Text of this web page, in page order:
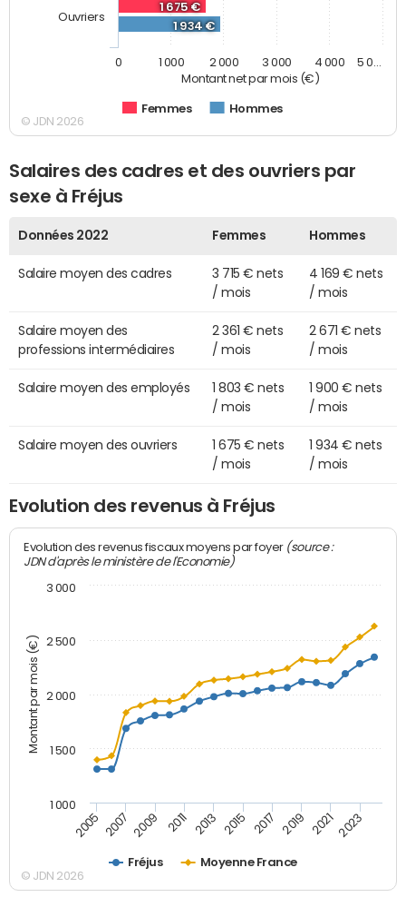
Montant net par mois (€)
1 675 €
1 934 €
Femmes Hommes
Ouvriers
0 1 000 2 000 3 000 4 000 5 0…
© JDN 2026
Salaires des cadres et des ouvriers par
sexe à Fréjus
Données 2022 Femmes Hommes
Salaire moyen des cadres
3 715 € nets
/ mois
4 169 € nets
/ mois
Salaire moyen des
professions intermédiaires
2 361 € nets
/ mois
2 671 € nets
/ mois
Salaire moyen des employés
1 803 € nets
/ mois
1 900 € nets
/ mois
Salaire moyen des ouvriers
1 675 € nets
/ mois
1 934 € nets
/ mois
Evolution des revenus à Fréjus
Montant par mois (€)
Evolution des revenus fiscaux moyens par foyer (source :
JDN d'après le ministère de l'Economie)
Fréjus Moyenne France
2005 2007 2009 2011 2013 2015 2017 2019 2021 2023
1 000
1 500
2 000
2 500
3 000
© JDN 2026